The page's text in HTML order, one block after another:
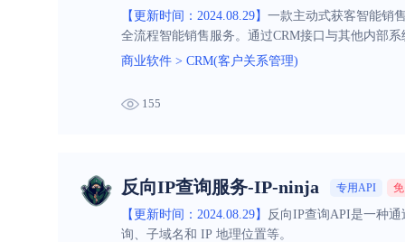
【更新时间：2024.08.29】 一款主动式获客智能销
全流程智能销售服务。通过CRM接口与其他内部
操作成本，同时提升企业工作效率。
商业软件 > CRM(客户关系管理)
155
反向IP查询服务-IP-ninja 专用API
【更新时间：2024.08.29】
反向IP查询API是一种
询、子域名和 IP 地理位置等。